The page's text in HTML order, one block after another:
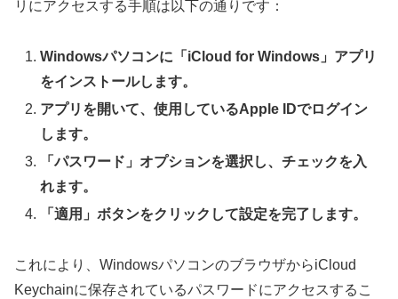
リにアクセスする手順は以下の通りです：
Windowsパソコンに「iCloud for Windows」アプリ
をインストールします。
アプリを開いて、使用しているApple IDでログイン
します。
「パスワード」オプションを選択し、チェックを入
れます。
「適用」ボタンをクリックして設定を完了します。
これにより、WindowsパソコンのブラウザからiCloud
Keychainに保存されているパスワードにアクセスするこ